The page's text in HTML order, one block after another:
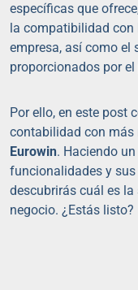
específicas que
la compatibilidad
empresa, así como el
proporcionados por el
Por ello, en este post
contabilidad con más
Eurowin. Haciendo
funcionalidades y
descubrirás cuál es
negocio. ¿Estás listo?